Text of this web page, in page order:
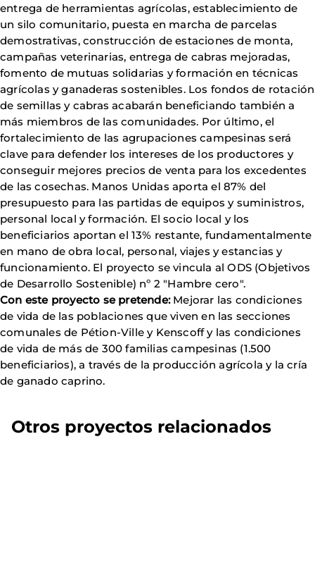
entrega de herramientas agrícolas, establecimiento de
un silo comunitario, puesta en marcha de parcelas
demostrativas, construcción de estaciones de monta,
campañas veterinarias, entrega de cabras mejoradas,
fomento de mutuas solidarias y formación en técnicas
agrícolas y ganaderas sostenibles. Los fondos de rotación
de semillas y cabras acabarán beneficiando también a
más miembros de las comunidades. Por último, el
fortalecimiento de las agrupaciones campesinas será
clave para defender los intereses de los productores y
conseguir mejores precios de venta para los excedentes
de las cosechas. Manos Unidas aporta el 87% del
presupuesto para las partidas de equipos y suministros,
personal local y formación. El socio local y los
beneficiarios aportan el 13% restante, fundamentalmente
en mano de obra local, personal, viajes y estancias y
funcionamiento. El proyecto se vincula al ODS (Objetivos
de Desarrollo Sostenible) nº 2 "Hambre cero".
Con este proyecto se pretende:Mejorar las condiciones
de vida de las poblaciones que viven en las secciones
comunales de Pétion-Ville y Kenscoff y las condiciones
de vida de más de 300 familias campesinas (1.500
beneficiarios), a través de la producción agrícola y la cría
de ganado caprino.
Otros proyectos relacionados